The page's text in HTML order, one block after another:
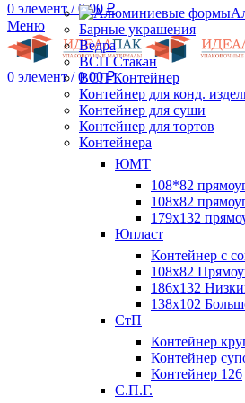
0 элемент / 0.00₽
Меню
0 элемент / 0.00₽
Барные украшения
Ведра
ВСП Стакан
ВСП Контейнер
Контейнер для конд.
Контейнер для суши
Контейнер для тортов
Контейнера
ЮМТ
108*82
108х82
179х132
Юпласт
Контейнер с
108х82
186х132
138х102
СтП
Контейнер
Контейнер
Контейнер 126
С.П.Г.